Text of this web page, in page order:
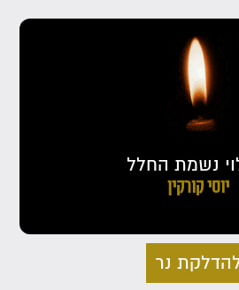
נשמת החלל
יוסי קורקין
נר